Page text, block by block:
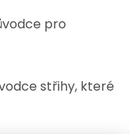
pro
střihy, které